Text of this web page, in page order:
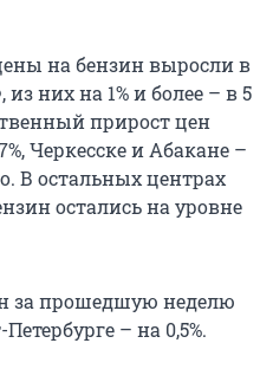
на бензин выросли в
них на 1% и более – в 5
прирост цен
Черкесске и Абакане –
В остальных центрах
остались на уровне
за прошедшую неделю
– на 0,5%.